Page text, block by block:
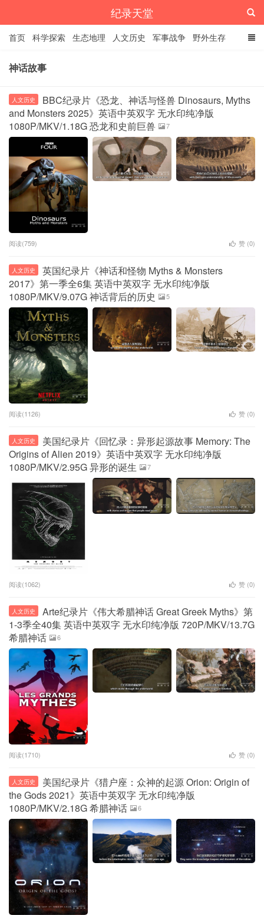
纪录天堂
首页 科学探索 生态地理 人文历史 军事战争 野外生存
经典纪录
神话故事
人文历史
BBC纪录片《恐龙、神话与怪兽 Dinosaurs, Myths
and Monsters 2025》英语中英双字 无水印纯净版
1080P/MKV/1.18G 恐龙和史前巨兽
7
阅读(759) 赞 (0)
人文历史
英国纪录片《神话和怪物 Myths & Monsters
2017》第一季全6集 英语中英双字 无水印纯净版
1080P/MKV/9.07G 神话背后的历史
5
阅读(1126) 赞 (0)
人文历史
美国纪录片《回忆录：异形起源故事 Memory: The
Origins of Alien 2019》英语中英双字 无水印纯净版
1080P/MKV/2.95G 异形的诞生
7
阅读(1062) 赞 (0)
人文历史
Arte纪录片《伟大希腊神话 Great Greek Myths》第
1-3季全40集 英语中英双字 无水印纯净版 720P/MKV/13.7G
希腊神话
6
阅读(1710) 赞 (0)
人文历史
美国纪录片《猎户座：众神的起源 Orion: Origin of
the Gods 2021》英语中英双字 无水印纯净版
1080P/MKV/2.18G 希腊神话
6